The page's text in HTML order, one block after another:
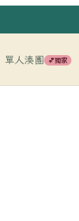
單人湊團 💕獨家